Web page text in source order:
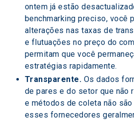
ontem já estão
benchmarking preciso, você
alterações nas taxas de
e flutuações no preço do
permitam que você
estratégias rapidamente.
Transparente. Os dados
de pares e do setor que não
e métodos de coleta não
esses fornecedores